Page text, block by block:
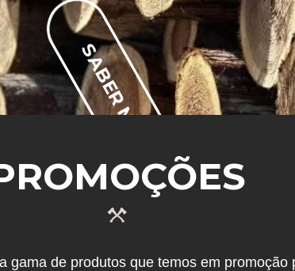
SABER MAIS
gama de produtos que temos em promoção